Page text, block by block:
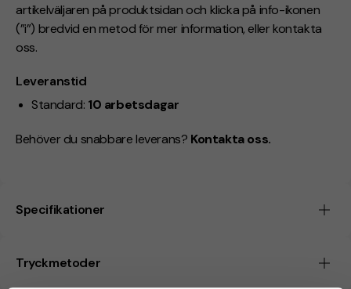
artikelväljaren på produktsidan och klicka på info-ikonen
(”i”) bredvid en metod för mer information, eller kontakta
oss.
Leveranstid
Standard: 10 arbetsdagar
Behöver du snabbare leverans? Kontakta oss.
Specifikationer
Tryckmetoder